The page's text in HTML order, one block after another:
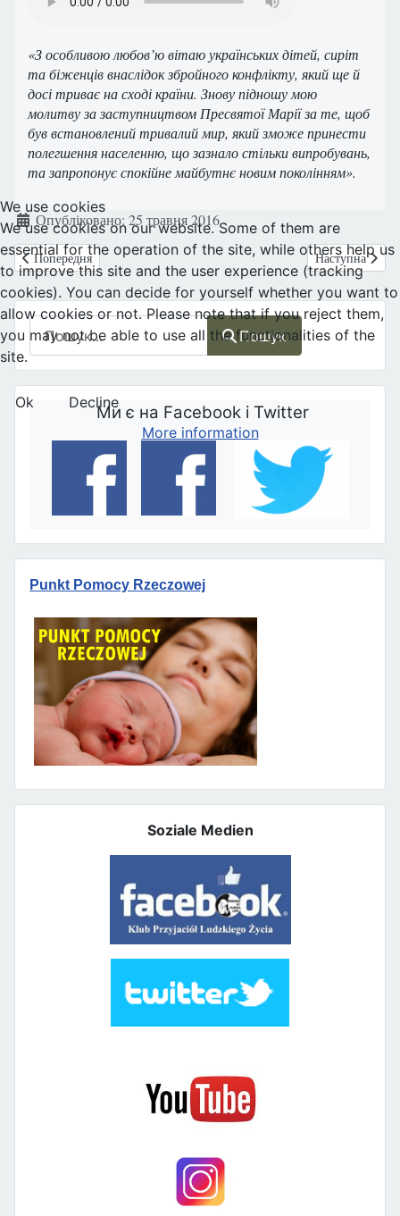
Пошук
Пошук
Ми є на Facebook і Twitter
Punkt Pomocy Rzeczowej
Soziale Medien
«З особливою любов’ю вітаю українських дітей, сиріт
та біженців внаслідок збройного конфлікту, який ще й
досі триває на сході країни. Знову підношу мою
молитву за заступництвом Пресвятої Марії за те, щоб
був встановлений тривалий мир, який зможе принести
полегшення населенню, що зазнало стільки випробувань,
та запропонує спокійне майбутнє новим поколінням».
ДеталіОпубліковано: 25 травня 2016
Попередня стаття: Італія: Батьківство і материнство: тиск
Попередня Наступна
Наступна
We use cookies
We use cookies on our website. Some of them are
essential for the operation of the site, while others help us
to improve this site and the user experience (tracking
cookies). You can decide for yourself whether you want to
allow cookies or not. Please note that if you reject them,
you may not be able to use all the functionalities of the
site.
Ok
Decline
More information